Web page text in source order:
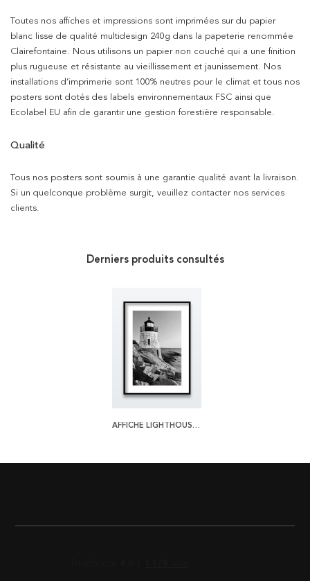
Toutes nos affiches et impressions sont imprimées sur du papier
blanc lisse de qualité multidesign 240g dans la papeterie renommée
Clairefontaine. Nous utilisons un papier non couché qui a une finition
plus rugueuse et résistante au vieillissement et jaunissement. Nos
installations d’imprimerie sont 100% neutres pour le climat et tous nos
posters sont dotés des labels environnementaux FSC ainsi que
Ecolabel EU afin de garantir une gestion forestière responsable.
Qualité
Tous nos posters sont soumis à une garantie qualité avant la livraison.
Si un quelconque problème surgit, veuillez contacter nos services
clients.
Derniers produits consultés
AFFICHE LIGHTHOUSE 2